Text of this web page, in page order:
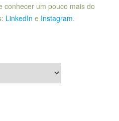
conhecer um pouco mais do
LinkedIn e Instagram.